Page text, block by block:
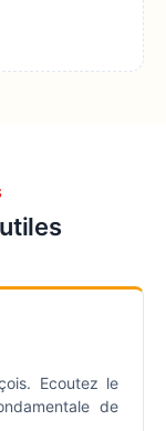
Ecoutez le
de